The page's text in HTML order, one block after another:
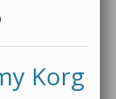
Korg